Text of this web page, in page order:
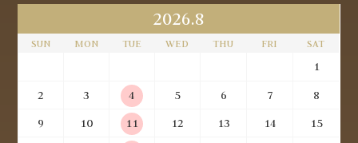
2026.8
SUN MON TUE WED THU FRI SAT
1
2
3 4 5 6 7
8
9
10 11 12 13 14
15